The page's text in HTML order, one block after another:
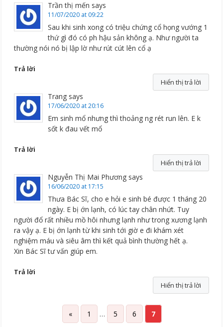
Trần thị mến says
11/07/2020 at 09:22
Sau khi sinh xong có triệu chứng cổ họng vướng 1
thứ gì đó có ph hậu sản không ạ. Như người ta
thường nói nó bị lập lờ như rút cút lên cổ ạ
Trả lời
Hiển thị trả lời
Trang says
17/06/2020 at 20:16
Em sinh mổ nhưng thì thoảng ng rét run lên. E k
sốt k đau vết mổ
Trả lời
Hiển thị trả lời
Nguyễn Thị Mai Phương says
16/06/2020 at 17:15
Thưa Bác Sĩ, cho e hỏi e sinh bé được 1 tháng 20
ngày. E bị ớn lạnh, có lúc tay chân nhứt. Tuy
người đổ rất nhiều mồ hôi nhưng lạnh như trong xương lạnh
ra vậy ạ. E bị ớn lạnh từ khi sinh tới giờ e đi khám xét
nghiệm máu và siêu âm thì kết quả bình thường hết ạ.
Xin Bác Sĩ tư vấn giúp em.
Trả lời
Hiển thị trả lời
« 1 … 5 6 7